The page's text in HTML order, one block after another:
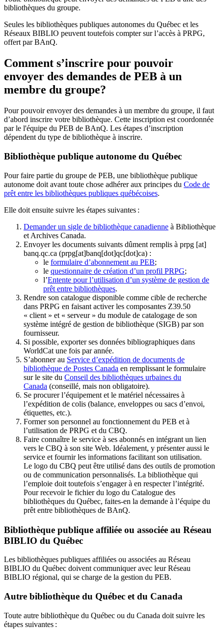
bibliothèques du groupe.
Seules les bibliothèques publiques autonomes du Québec et les
Réseaux BIBLIO peuvent toutefois compter sur l’accès à PRPG,
offert par BAnQ.
Comment s’inscrire pour pouvoir
envoyer des demandes de PEB à un
membre du groupe?
Pour pouvoir envoyer des demandes à un membre du groupe, il faut
d’abord inscrire votre bibliothèque. Cette inscription est coordonnée
par le l'équipe du PEB de BAnQ. Les étapes d’inscription
dépendent du type de bibliothèque à inscrire.
Bibliothèque publique autonome du Québec
Pour faire partie du groupe de PEB, une bibliothèque publique
autonome doit avant toute chose adhérer aux principes du Code de
prêt entre les bibliothèques publiques québécoises.
Elle doit ensuite suivre les étapes suivantes :
Demander un sigle de bibliothèque canadienne à Bibliothèque
et Archives Canada.
Envoyer les documents suivants dûment remplis à prpg [at]
banq.qc.ca (prpg[at]banq[dot]qc[dot]ca) :
le formulaire d’abonnement au PEB;
le questionnaire de création d’un profil PRPG;
l’Entente pour l’utilisation d’un système de gestion de
prêt entre bibliothèques.
Rendre son catalogue disponible comme cible de recherche
dans PRPG en faisant activer les composantes Z39.50
« client » et « serveur » du module de catalogage de son
système intégré de gestion de bibliothèque (SIGB) par son
fournisseur.
Si possible, exporter ses données bibliographiques dans
WorldCat une fois par année.
S’abonner au Service d’expédition de documents de
bibliothèque de Postes Canada en remplissant le formulaire
sur le site du Conseil des bibliothèques urbaines du
Canada (conseillé, mais non obligatoire).
Se procurer l’équipement et le matériel nécessaires à
l’expédition de colis (balance, enveloppes ou sacs d’envoi,
étiquettes, etc.).
Former son personnel au fonctionnement du PEB et à
l’utilisation de PRPG et du CBQ.
Faire connaître le service à ses abonnés en intégrant un lien
vers le CBQ à son site Web. Idéalement, y présenter aussi le
service et fournir les informations facilitant son utilisation.
Le logo du CBQ peut être utilisé dans des outils de promotion
ou de communication personnalisés. La bibliothèque qui
l’emploie doit toutefois s’engager à en respecter l’intégrité.
Pour recevoir le fichier du logo du Catalogue des
bibliothèques du Québec, faites-en la demande à l’équipe du
prêt entre bibliothèques de BAnQ.
Bibliothèque publique affiliée ou associée au Réseau
BIBLIO du Québec
Les bibliothèques publiques affiliées ou associées au Réseau
BIBLIO du Québec doivent communiquer avec leur Réseau
BIBLIO régional, qui se charge de la gestion du PEB.
Autre bibliothèque du Québec et du Canada
Toute autre bibliothèque du Québec ou du Canada doit suivre les
étapes suivantes :